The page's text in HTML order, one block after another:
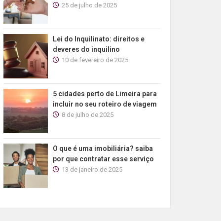
25 de julho de 2025
Lei do Inquilinato: direitos e
deveres do inquilino
10 de fevereiro de 2025
5 cidades perto de Limeira para
incluir no seu roteiro de viagem
8 de julho de 2025
O que é uma imobiliária? saiba
por que contratar esse serviço
13 de janeiro de 2025